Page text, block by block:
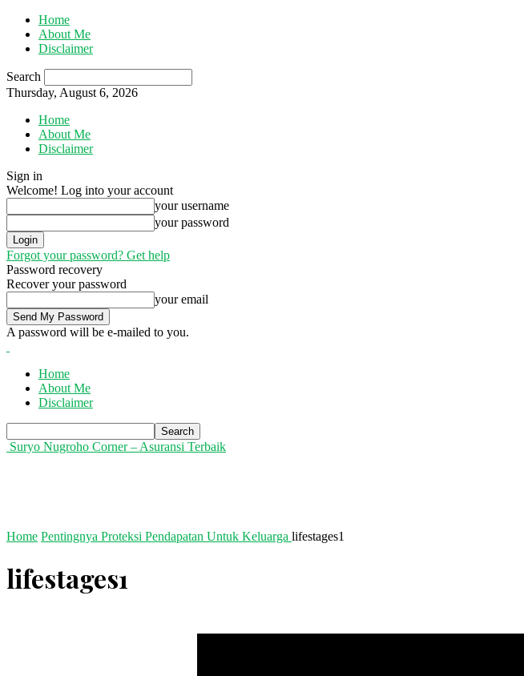
Home
About Me
Disclaimer
Search
Thursday, August 6, 2026
Home
About Me
Disclaimer
Sign in
Welcome! Log into your account
your username
your password
Forgot your password? Get help
Password recovery
Recover your password
your email
A password will be e-mailed to you.
Home
About Me
Disclaimer
Suryo Nugroho Corner – Asuransi Terbaik
Home Pentingnya Proteksi Pendapatan Untuk Keluarga lifestages1
lifestages1